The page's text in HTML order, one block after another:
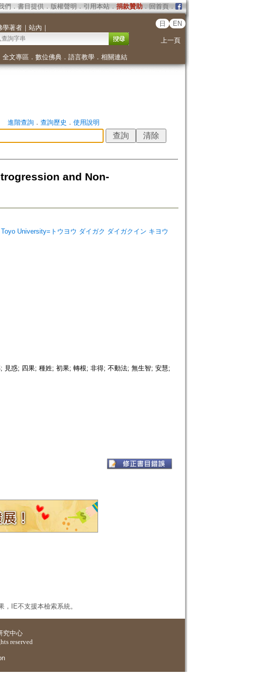
們 ． 書目提供． 版權聲明 ． 引用本站． 捐款贊助．回首頁．
學著者｜ 站內 ｜
日 EN
上一頁
全文專區 ． 數位佛典． 語言教學． 相關連結
進階查詢． 查詢歷史 ． 使用說明
and Non-
University=トウヨウ ダイガク ダイガクイン キヨウ
惑; 四果; 種姓; 初果; 轉根; 非得; 不動法; 無生智; 安慧;
IE不支援本檢索系統。
究中心
reserved